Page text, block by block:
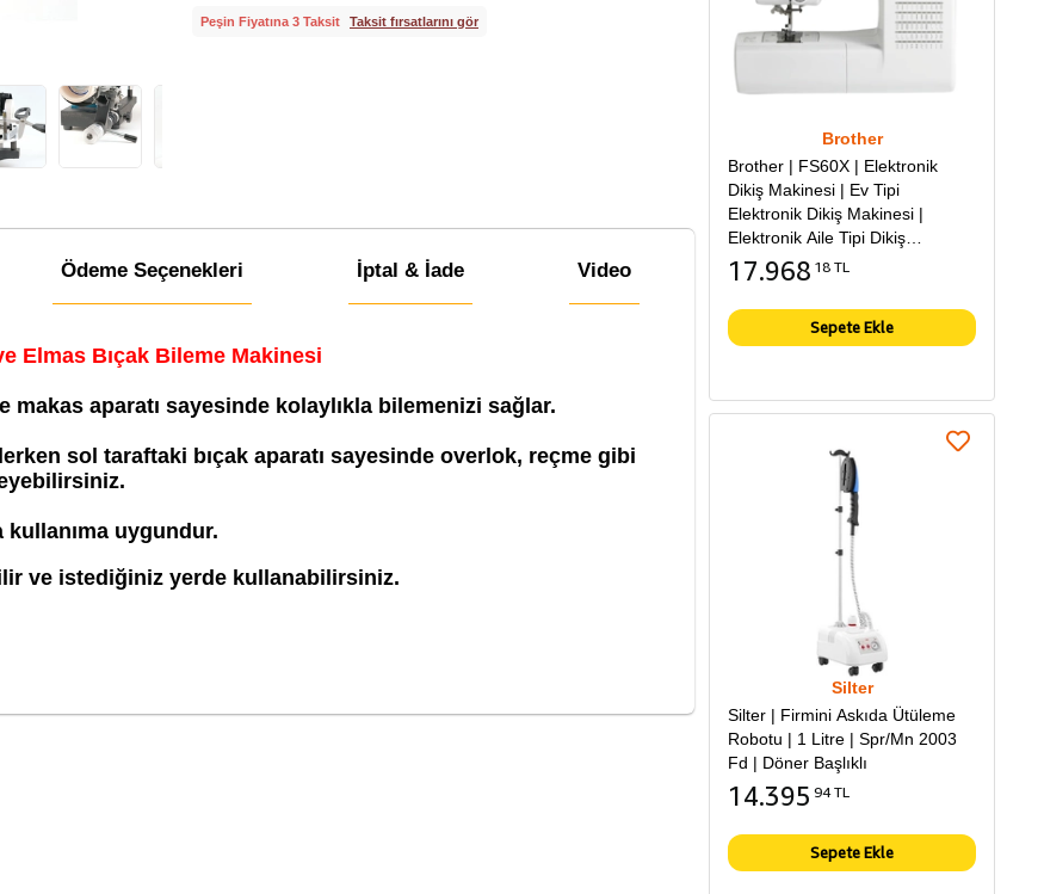
Peşin Fiyatına 3 Taksit Taksit fırsatlarını gör
Ödeme Seçenekleri İptal & İade Video
Elmas Bıçak Bileme Makinesi
makas aparatı sayesinde kolaylıkla bilemenizi sağlar.
sol taraftaki bıçak aparatı sayesinde overlok, reçme gibi
kullanıma uygundur.
ve istediğiniz yerde kullanabilirsiniz.
Brother
Brother | FS60X | Elektronik
Dikiş Makinesi | Ev Tipi
Elektronik Dikiş Makinesi |
Elektronik Aile Tipi Dikiş
Makinesi
17.968 18 TL
Sepete Ekle
Silter
Silter | Firmini Askıda Ütüleme
Robotu | 1 Litre | Spr/Mn 2003
Fd | Döner Başlıklı
14.395 94 TL
Sepete Ekle